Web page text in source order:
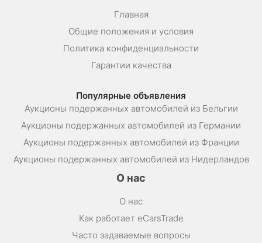
Главная
Общие положения и условия
Политика конфиденциальности
Гарантии качества
Популярные объявления
Аукционы подержанных автомобилей из Бельгии
Аукционы подержанных автомобилей из Германии
Аукционы подержанных автомобилей из Франции
Аукционы подержанных автомобилей из Нидерландов
О нас
О нас
Как работает eCarsTrade
Часто задаваемые вопросы